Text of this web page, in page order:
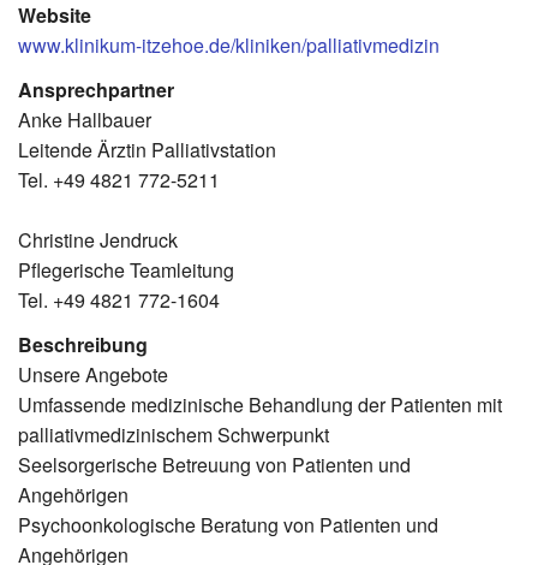
Website
www.klinikum-itzehoe.de/kliniken/palliativmedizin
Ansprechpartner
Anke Hallbauer
Leitende Ärztin Palliativstation
Tel. +49 4821 772-5211
Christine Jendruck
Pflegerische Teamleitung
Tel. +49 4821 772-1604
Beschreibung
Unsere Angebote
Umfassende medizinische Behandlung der Patienten mit
palliativmedizinischem Schwerpunkt
Seelsorgerische Betreuung von Patienten und
Angehörigen
Psychoonkologische Beratung von Patienten und
Angehörigen